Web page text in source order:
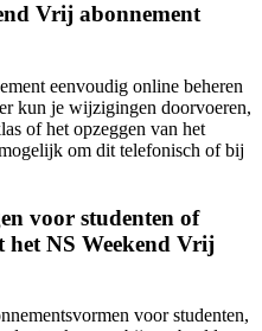
Vrij abonnement
eenvoudig online beheren
kun je wijzigingen doorvoeren,
of het opzeggen van het
om dit telefonisch of bij
voor studenten of
NS Weekend Vrij
voor studenten,